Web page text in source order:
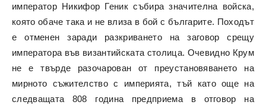
император Никифор Геник събира значителна войска,
която обаче така и не влиза в бой с българите. Походът
е отменен заради разкриването на заговор срещу
императора във византийската столица. Очевидно Крум
не е твърде разочарован от преустановяването на
мирното съжителство с империята, тъй като още на
следващата 808 година предприема в отговор на